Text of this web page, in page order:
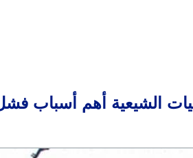
الشيعية أهم أسباب